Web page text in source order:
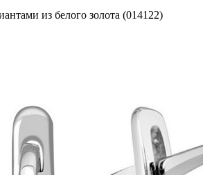
из белого золота (014122)